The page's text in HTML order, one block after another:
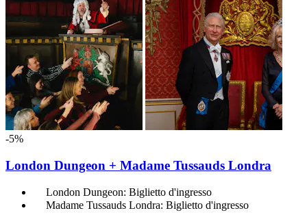
-5%
London Dungeon + Madame Tussauds Londra
London Dungeon: Biglietto d'ingresso
Madame Tussauds Londra: Biglietto d'ingresso